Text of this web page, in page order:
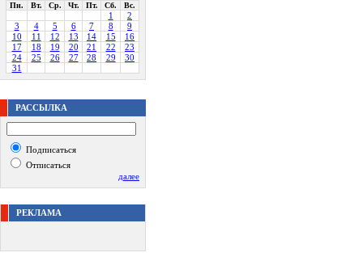
Пн. Вт. Ср. Чт. Пт. Сб. Вс.
1
2
3
4 5 6 7 8
9
10
11 12 13 14 15
16
17
18 19 20 21 22
23
24
25 26 27 28 29
30
31
РАССЫЛКА
Подписаться
Отписаться
далее
РЕКЛАМА